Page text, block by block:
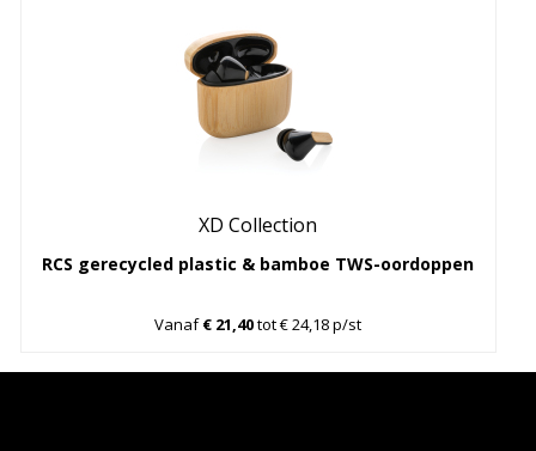
XD Collection
RCS gerecycled plastic & bamboe TWS-oordoppen
Vanaf€ 21,40tot € 24,18 p/st